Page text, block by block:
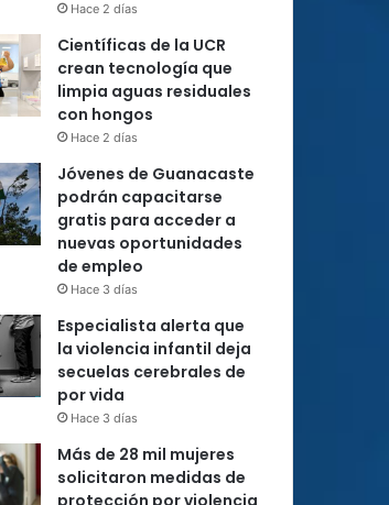
Hace 2 días
Científicas de la UCR
crean tecnología que
limpia aguas residuales
con hongos
Hace 2 días
Jóvenes de Guanacaste
podrán capacitarse
gratis para acceder a
nuevas oportunidades
de empleo
Hace 3 días
Especialista alerta que
la violencia infantil deja
secuelas cerebrales de
por vida
Hace 3 días
Más de 28 mil mujeres
solicitaron medidas de
protección por violencia